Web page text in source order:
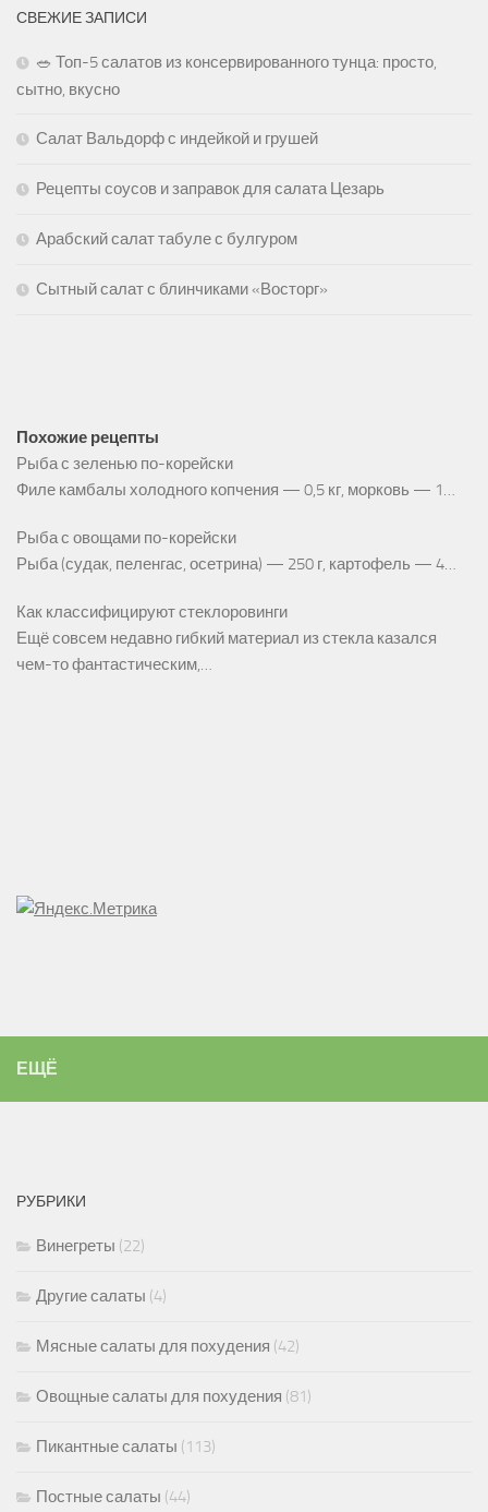
СВЕЖИЕ ЗАПИСИ
🥗 Топ-5 салатов из консервированного тунца: просто,
сытно, вкусно
Салат Вальдорф с индейкой и грушей
Рецепты соусов и заправок для салата Цезарь
Арабский салат табуле с булгуром
Сытный салат с блинчиками «Восторг»
Похожие рецепты
Рыба с зеленью по-корейски
Филе камбалы холодного копчения — 0,5 кг, морковь — 1…
Рыба с овощами по-корейски
Рыба (судак, пеленгас, осетрина) — 250 г, картофель — 4…
Как классифицируют стеклоровинги
Ещё совсем недавно гибкий материал из стекла казался
чем-то фантастическим,…
ЕЩЁ
РУБРИКИ
Винегреты (22)
Другие салаты (4)
Мясные салаты для похудения (42)
Овощные салаты для похудения (81)
Пикантные салаты (113)
Постные салаты (44)